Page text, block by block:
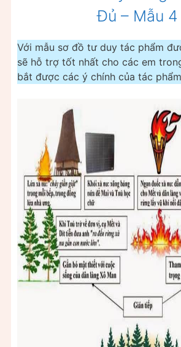
Đủ – Mẫu 4
Với mẫu sơ đồ tư duy tác phẩm
sẽ hỗ trợ tốt nhất cho các em
bắt được các ý chính của tác